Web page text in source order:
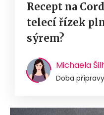
Recept na
telecí řízek
sýrem?
Michaela
Doba